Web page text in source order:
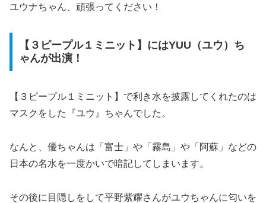
ユウナちゃん、頑張ってください！
【３ピープル１ミニット】にはYUU（ユウ）ち
ゃんが出演！
【３ピープル１ミニット】で利き水を披露してくれたのは
マスクをした『ユウ』ちゃんでした。
なんと、優ちゃんは「富士」や「霧島」や「阿蘇」などの
日本の名水を一度かいで暗記してしまいます。
その後に目隠しをして平野紫耀さんがユウちゃんに匂いを